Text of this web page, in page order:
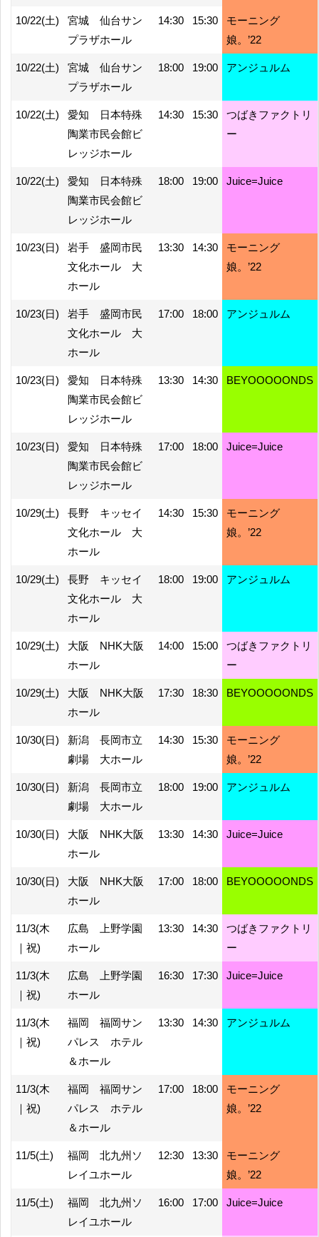
10/22(土)
宮城 仙台サン
プラザホール
14:30 15:30
モーニング
娘。’22
10/22(土)
宮城 仙台サン
プラザホール
18:00 19:00 アンジュルム
10/22(土)
愛知 日本特殊
陶業市民会館ビ
レッジホール
14:30 15:30
つばきファクトリ
ー
10/22(土)
愛知 日本特殊
陶業市民会館ビ
レッジホール
18:00 19:00 Juice=Juice
10/23(日)
岩手 盛岡市民
文化ホール 大
ホール
13:30 14:30
モーニング
娘。’22
10/23(日)
岩手 盛岡市民
文化ホール 大
ホール
17:00 18:00 アンジュルム
10/23(日)
愛知 日本特殊
陶業市民会館ビ
レッジホール
13:30 14:30 BEYOOOOONDS
10/23(日)
愛知 日本特殊
陶業市民会館ビ
レッジホール
17:00 18:00 Juice=Juice
10/29(土)
長野 キッセイ
文化ホール 大
ホール
14:30 15:30
モーニング
娘。’22
10/29(土)
長野 キッセイ
文化ホール 大
ホール
18:00 19:00 アンジュルム
10/29(土)
大阪 NHK大阪
ホール
14:00 15:00
つばきファクトリ
ー
10/29(土)
大阪 NHK大阪
ホール
17:30 18:30 BEYOOOOONDS
10/30(日)
新潟 長岡市立
劇場 大ホール
14:30 15:30
モーニング
娘。’22
10/30(日)
新潟 長岡市立
劇場 大ホール
18:00 19:00 アンジュルム
10/30(日)
大阪 NHK大阪
ホール
13:30 14:30 Juice=Juice
10/30(日)
大阪 NHK大阪
ホール
17:00 18:00 BEYOOOOONDS
11/3(木
｜祝)
広島 上野学園
ホール
13:30 14:30
つばきファクトリ
ー
11/3(木
｜祝)
広島 上野学園
ホール
16:30 17:30 Juice=Juice
11/3(木
｜祝)
福岡 福岡サン
パレス ホテル
＆ホール
13:30 14:30 アンジュルム
11/3(木
｜祝)
福岡 福岡サン
パレス ホテル
＆ホール
17:00 18:00
モーニング
娘。’22
11/5(土)
福岡 北九州ソ
レイユホール
12:30 13:30
モーニング
娘。’22
11/5(土)
福岡 北九州ソ
レイユホール
16:00 17:00 Juice=Juice